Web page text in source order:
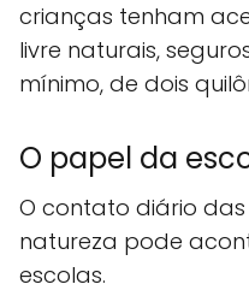
crianças tenham
livre naturais,
mínimo, de dois
O papel da
O contato diário
natureza pode
escolas.